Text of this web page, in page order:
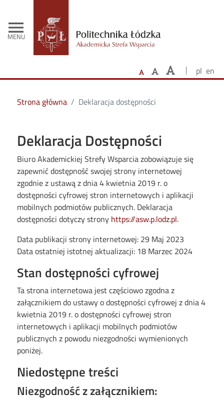
menu
MENU
pl en
Strona główna Deklaracja dostępności
Deklaracja Dostępności
Biuro Akademickiej Strefy Wsparciazobowiązuje się
zapewnić dostępność swojejstrony internetowej
zgodnie z ustawą z dnia 4 kwietnia 2019 r. o
dostępności cyfrowej stron internetowych i aplikacji
mobilnych podmiotów publicznych. Deklaracja
dostępności dotyczy strony https://asw.p.lodz.pl.
Data publikacji strony internetowej: 29 Maj 2023
Data ostatniej istotnej aktualizacji: 18 Marzec 2024
Stan dostępności cyfrowej
Ta strona internetowa jest częściowo zgodna z
załącznikiem do ustawy o dostępności cyfrowej z dnia 4
kwietnia 2019 r. o dostępności cyfrowej stron
internetowych i aplikacji mobilnych podmiotów
publicznych z powodu niezgodności wymienionych
poniżej.
Niedostępne treści
Niezgodność z załącznikiem: